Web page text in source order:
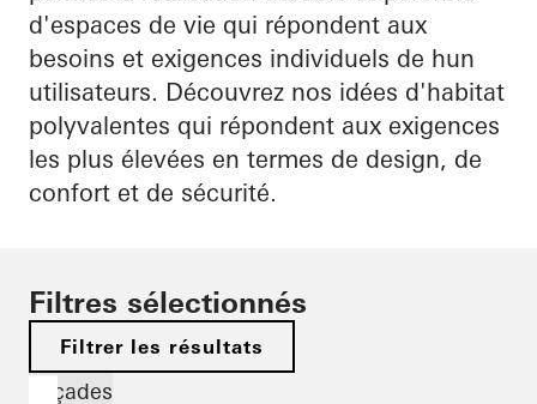
d'espaces de vie qui répondent aux
besoins et exigences individuels de hun
utilisateurs. Découvrez nos idées d'habitat
polyvalentes qui répondent aux exigences
les plus élevées en termes de design, de
confort et de sécurité.
Filtres sélectionnés
Filtrer les résultats
Façades